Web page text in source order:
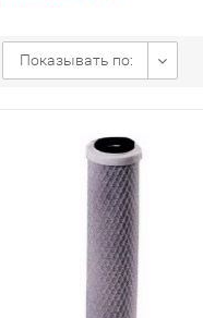
правило, присутствуют
жесткости они вовсе не
А вот на выходе из
полезными минералами,
организма
Очищенная с помощью
подходит для
приготовленого на такой
Показывать по: